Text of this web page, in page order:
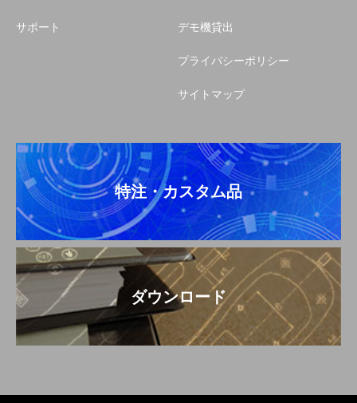
サポート デモ機貸出
プライバシーポリシー
サイトマップ
特注・カスタム品
ダウンロード